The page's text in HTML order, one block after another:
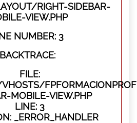
RIGHT-SIDEBAR-
VIEW.PHP
NUMBER: 3
BACKTRACE:
FILE:
MOBILE-VIEW.PHP
LINE: 3
_ERROR_HANDLER